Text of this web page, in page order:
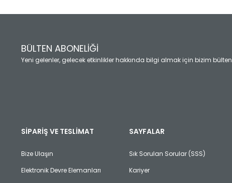
Ürün açıklamasında eksik bilgiler bulunuyor.
Ürün fiyatı diğer sitelerden daha pahalı.
Bu ürüne benzer farklı alternatifler olmalı.
BÜLTEN ABONELİĞİ
Yeni gelenler, gelecek etkinlikler hakkında bilgi almak için bizim
SİPARİŞ VE TESLİMAT
Bize Ulaşın
Elektronik Devre Elemanları
SAYFALAR
Sık Sorulan Sorular (SSS)
Kariyer